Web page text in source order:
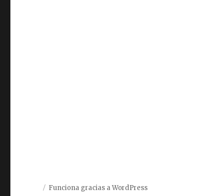
Funciona gracias a WordPress